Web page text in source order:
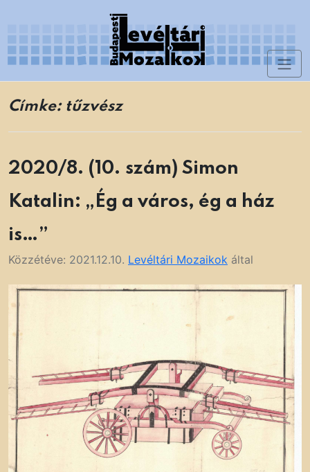
content
Címke: tűzvész
2020/8. (10. szám) Simon
Katalin: „Ég a város, ég a ház
is…”
Közzétéve: 2021.12.10. Levéltári Mozaikok által